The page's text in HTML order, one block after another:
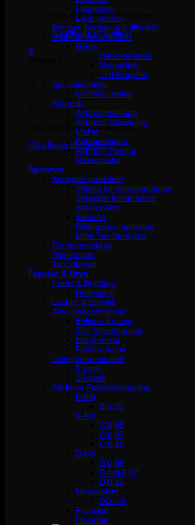
Inga produkter i varukorgen.
Gå tillbaka till butiken
0
Inga produkter i varukorgen.
Gå tillbaka till butiken
Läppglans
Läpp pennor
Penslar, borstar och tillbehör
Makeup dekorationer
Glitter
Reflekterande
Neonglitter
Ztirl Bioglitter
Specialeffekter
GRIMAS smink
Airbrush
Airbrushmakeup
Airbrush Utrustning
Mallar
Kompressorer
Airbrush Pennor
Reservdelar
Spraytan
Spraytan produkter
Vätska för spraytan/airtan
Spraytan kompressor
Airtan paket
Jantana
BGorgeous Spraytan
Mine Tan Spraytan
För hemmabruk
Paketpriser
Tan tillbehör
Fransar & Bryn
Frans & Brynfärg
Reflectocil
Lashlift & Browlift
Alla Lösögonfransar
Enklare fransar
3D / Volymfransar
Blingfransar
Fjäderfransar
Lösögonfranspaket
5-pack
10-pack
Allt inom Fransförlängning
B-böj
B 0.05
C-böj
C 0,05
C 0,07
C 0,15
D-böj
D 0,05
D-böj 0,07
D 0,15
Megavolym
DD-böj
Franslim
Pincetter